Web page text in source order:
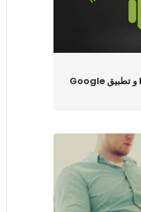
جوجل تكشف عن منصة Brillo و تطبيق Google